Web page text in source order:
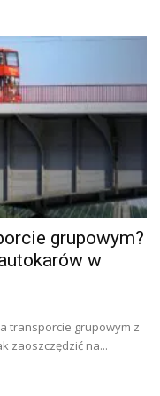
grupowym?
w
transporcie grupowym z
zaoszczędzić na...